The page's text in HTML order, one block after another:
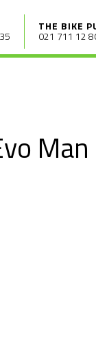
THE BIKE
021 711 12